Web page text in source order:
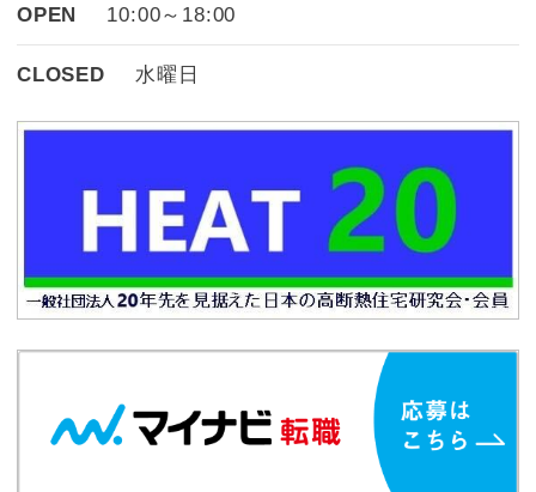
OPEN 10:00～18:00
CLOSED 水曜日